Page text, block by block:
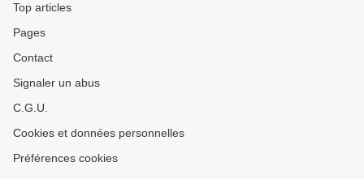
Top articles
Pages
Contact
Signaler un abus
C.G.U.
Cookies et données personnelles
Préférences cookies